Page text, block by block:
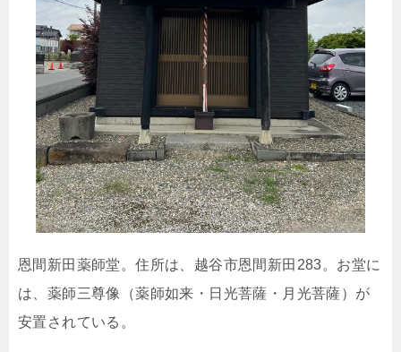
恩間新田薬師堂。住所は、越谷市恩間新田283。お堂に
は、薬師三尊像（薬師如来・日光菩薩・月光菩薩）が
安置されている。